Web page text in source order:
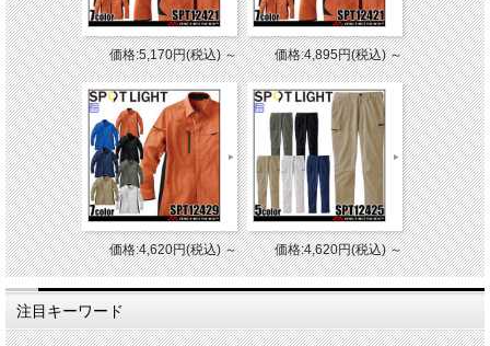
価格:5,170円(税込)～ 価格:4,895円(税込)～
価格:4,620円(税込)～ 価格:4,620円(税込)～
注目キーワード